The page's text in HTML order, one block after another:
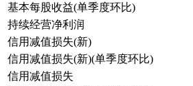
基本每股收益(单季度环比)
持续经营净利润
信用减值损失(新)
信用减值损失(新)(单季度环比)
信用减值损失